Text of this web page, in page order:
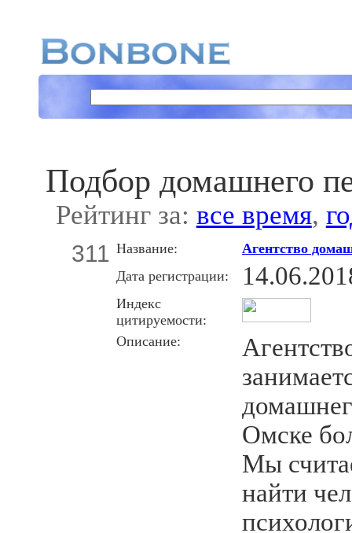
Подбор домашнего
Рейтинг за: все время,
311 Название:
Агентство
Дата регистрации:
Индекс
цитируемости:
Описание:
Омске
Мы
найти